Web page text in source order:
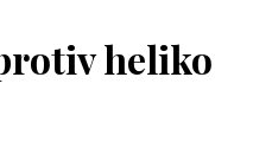
heliko